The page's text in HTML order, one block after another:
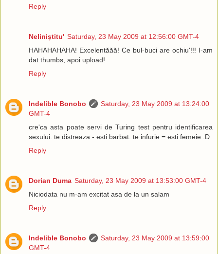
Reply
Neliniştitu' Saturday, 23 May 2009 at 12:56:00 GMT-4
HAHAHAHAHA! Excelentăăă! Ce bul-buci are ochiu'!!! I-am
dat thumbs, apoi upload!
Reply
Indelible Bonobo
Saturday, 23 May 2009 at 13:24:00
GMT-4
cre'ca asta poate servi de Turing test pentru identificarea
sexului: te distreaza - esti barbat. te infurie = esti femeie :D
Reply
Dorian Duma Saturday, 23 May 2009 at 13:53:00 GMT-4
Niciodata nu m-am excitat asa de la un salam
Reply
Indelible Bonobo
Saturday, 23 May 2009 at 13:59:00
GMT-4